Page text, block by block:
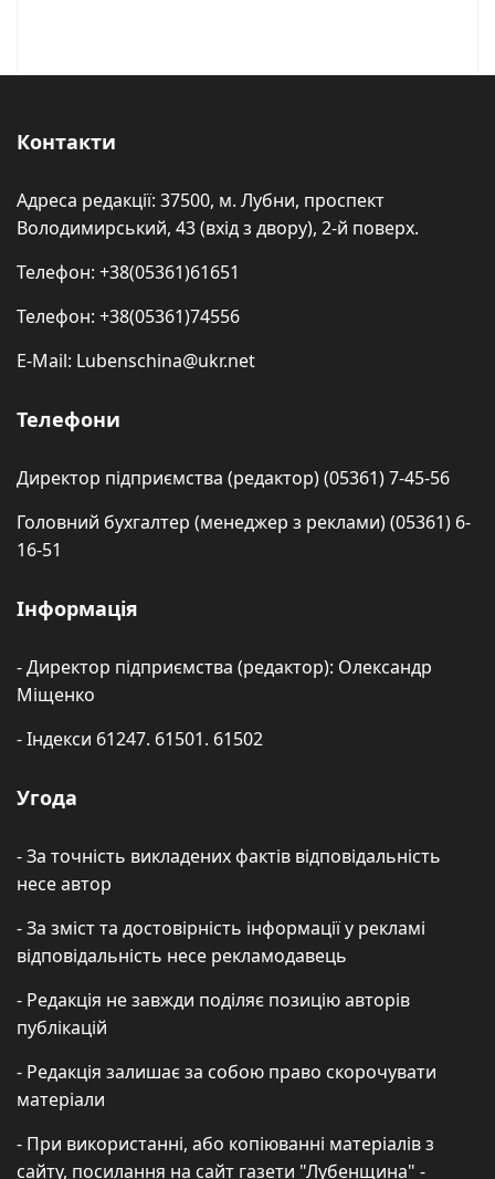
Контакти
Адреса редакції: 37500, м. Лубни, проспект
Володимирський, 43 (вхід з двору), 2-й поверх.
Телефон: +38(05361)61651
Телефон: +38(05361)74556
E-Mail: Lubenschina@ukr.net
Телефони
Директор підприємства (редактор) (05361) 7-45-56
Головний бухгалтер (менеджер з реклами) (05361) 6-
16-51
Інформація
- Директор підприємства (редактор): Олександр
Міщенко
- Індекси 61247. 61501. 61502
Угода
- За точність викладених фактів відповідальність
несе автор
- За зміст та достовірність інформації у рекламі
відповідальність несе рекламодавець
- Редакція не завжди поділяє позицію авторів
публікацій
- Редакція залишає за собою право скорочувати
матеріали
- При використанні, або копіюванні матеріалів з
сайту, посилання на сайт газети "Лубенщина" -